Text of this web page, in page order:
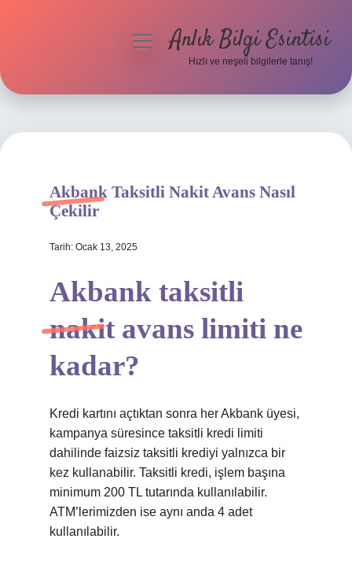
Hakkımızda
menüyüAnlık Bilgi Esintisi
Hızlı ve neşeli bilgilerle tanış!
Akbank Taksitli Nakit Avans Nasıl
Çekilir
Tarih: Ocak 13, 2025
Akbank taksitli
nakit avans limiti ne
kadar?
Kredi kartını açtıktan sonra her Akbank üyesi,
kampanya süresince taksitli kredi limiti
dahilinde faizsiz taksitli krediyi yalnızca bir
kez kullanabilir. Taksitli kredi, işlem başına
minimum 200 TL tutarında kullanılabilir.
ATM’lerimizden ise aynı anda 4 adet
kullanılabilir.